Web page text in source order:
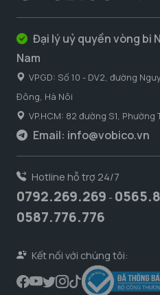
Đại lý uỷ quyền vòng bi
Nam
VPGD: Số 10 - DV2, đường
Đông, Hà Nôi
VP.HCM: 82 đường S1, Phường
Email: info@vobico.vn
Hotline hỗ trợ 24/7
0792.269.269 -
0587.776.776
Kết nối với chúng tôi: